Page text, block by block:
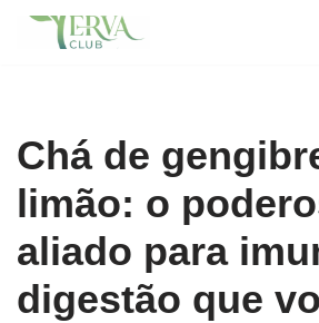
conteúdo
Chá de
limão: o
aliado para
digestão que